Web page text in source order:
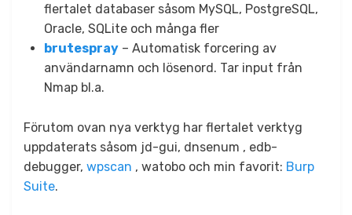
flertalet databaser såsom MySQL, PostgreSQL,
Oracle, SQLite och många fler
brutespray – Automatisk forcering av
användarnamn och lösenord. Tar input från
Nmap bl.a.
Förutom ovan nya verktyg har flertalet verktyg
uppdaterats såsom jd-gui, dnsenum , edb-
debugger, wpscan , watobo och min favorit: Burp
Suite.